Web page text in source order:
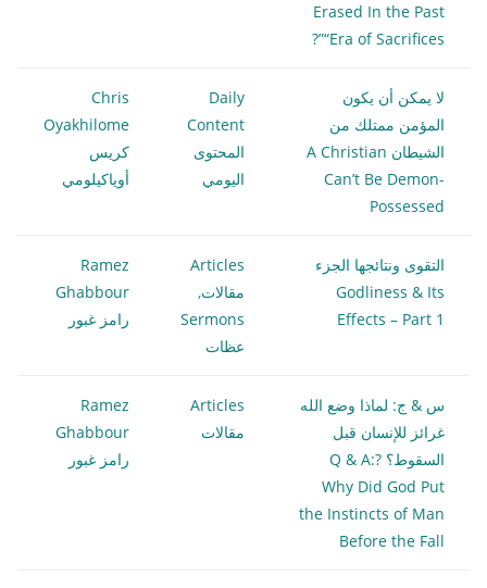
Erased In the Past
“Era of Sacrifices”?
لا يمكن أن يكون
المؤمن ممتلك من
الشيطان A Christian
Can’t Be Demon-
Possessed
Daily
Content
المحتوى
اليومي
Chris
Oyakhilome
كريس
أوياكيلومي
التقوى ونتائجها الجزء
Godliness & Its
Effects – Part 1
Articles
مقالات,
Sermons
عظات
Ramez
Ghabbour
رامز غبور
س & ج: لماذا وضع الله
غرائز للإنسان قبل
السقوط؟ ?Q & A:
Why Did God Put
the Instincts of Man
Before the Fall
Articles
مقالات
Ramez
Ghabbour
رامز غبور